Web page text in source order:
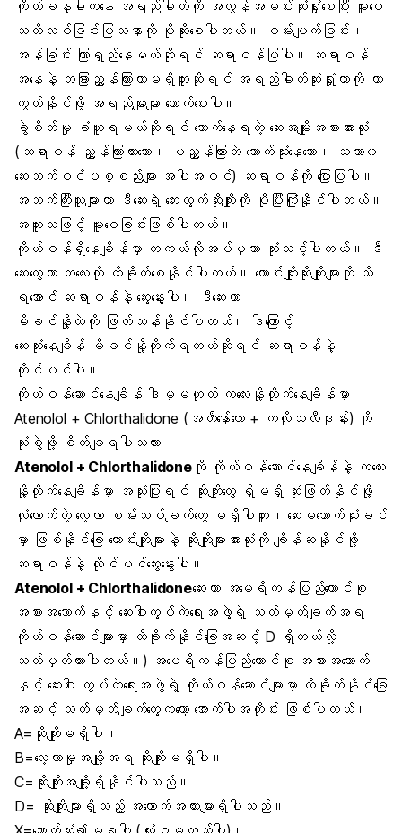
ကိုယ်ခန္ဓါကနေ အရည်ဓါတ်ကို အလွန်အမင်းဆုံးရှုံးစေပြီး မူးဝေ
သတိလစ်ခြင်းပြသနာကို ပိုဆိုးစေပါတယ်။ ဝမ်းပျက်ခြင်း၊
အန်ခြင်း ကြာရှည်နေမယ်ဆိုရင် ဆရာဝန်ပြပါ။ ဆရာဝန်
အနေနဲ့ တခြားညွှန်ကြားတာမရှိဘူးဆိုရင် အရည်ဓါတ်ဆုံးရှုံးတာကို ကာ
ကွယ်နိုင်ဖို့ အရည်များများ သောက်ပေးပါ။
ခွဲစိတ်မှု ခံယူရမယ်ဆိုရင် သောက်နေရတဲ့ ဆေးအမျိုးအစားအားလုံး
(ဆရာဝန် ညွှန်ကြားထားသော၊ မညွှန်ကြားဘဲ သောက်သုံးနေသော၊ သဘာ၀
ဆေးဘက်ဝင်ပစ္စည်းများ အပါအဝင်) ဆရာဝန်ကို ပြောပြပါ။
အသက်ကြီးသူများဟာ ဒီဆေးရဲ့ ဘေးထွက်ဆိုးကျိုးကို ပိုပြီးကြုံနိုင်ပါတယ်။
အထူးသဖြင့် မူးဝေခြင်းဖြစ်ပါတယ်။
ကိုယ်ဝန်ရှိနေချိန်မှာ တကယ်လိုအပ်မှသာ သုံးသင့်ပါတယ်။ ဒီ
ဆေးတွေဟာ ကလေးကို ထိခိုက်စေနိုင်ပါတယ်။ ကောင်းကျိုးဆိုးကျိုးများကို သိ
ရအောင် ဆရာဝန်နဲ့ ဆွေးနွေးပါ။ ဒီဆေးဟာ
မိခင်နို့ထဲကို ဖြတ်သန်းနိုင်ပါတယ်။ ဒါကြောင့်
ဆေးသုံးနေချိန် မိခင်နို့တိုက်ရတယ်ဆိုရင် ဆရာဝန်နဲ့
တိုင်ပင်ပါ။
ကိုယ်ဝန်ဆောင်နေချိန် ဒါမှမဟုတ် ကလေးနို့တိုက်နေချိန်မှာ
Atenolol + Chlorthalidone (အတီနော်ေ်လော + ကလိုသလီဒုန်း) ကို
သုံးစွဲဖို့ စိတ်ချရပါသလား
Atenolol + Chlorthalidone ကို ကိုယ်ဝန်ဆောင်နေချိန်နဲ့ ကလေး
နို့တိုက်နေချိန်မှာ အသုံးပြုရင် ဆိုးကျိုးတွေ ရှိမရှိ ဆုံးဖြတ်နိုင်ဖို့
လုံလောက်တဲ့ လေ့လာ စမ်းသပ်ချက်တွေ မရှိပါဘူး။ ဆေးမသောက်သုံးခင်
မှာ ဖြစ်နိုင်ခြေ ကောင်းကျိုးများနဲ့ ဆိုးကျိုးများအားလုံးကို ချိန်ဆနိုင်ဖို့
ဆရာဝန်နဲ့ တိုင်ပင်ဆွေးနွေးပါ။
Atenolol + Chlorthalidoneဆေးဟာ အမေရိကန်ပြည်ထောင်စု
အစားအသောက်နှင့် ဆေးဝါးကွပ်ကဲရေးအဖွဲ့ရဲ့ သတ်မှတ်ချက်အရ
ကိုယ်ဝန်ဆောင်များမှာ ထိခိုက်နိုင်ခြေအဆင့် D ရှိတယ်လို့
သတ်မှတ်ထားပါတယ်။) အမေရိကန်ပြည်ထောင်စု အစားအသောက်
နှင့် ဆေးဝါး ကွပ်ကဲရေးအဖွဲ့ရဲ့ ကိုယ်ဝန်ဆောင်များမှာ ထိခိုက်နိုင်ခြေ
အဆင့် သတ်မှတ်ချက်တွေကတော့ အောက်ပါအတိုင်း ဖြစ်ပါတယ်။
A=ဆိုးကျိုးမရှိပါ။
B=လေ့လာမှုအချို့အရ ဆိုးကျိုးမရှိပါ။
C=ဆိုးကျိုးအချို့ရှိနိုင်ပါသည်။
D= ဆိုးကျိုးများရှိသည့် အထောက်အထားများရှိပါသည်။